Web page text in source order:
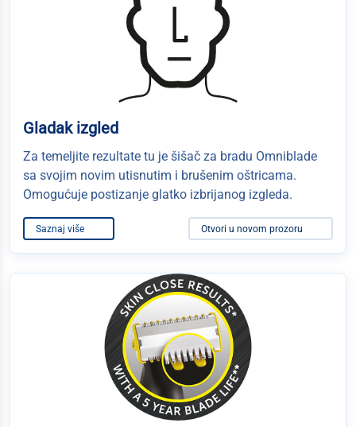
Gladak izgled
Za temeljite rezultate tu je šišač za bradu Omniblade
sa svojim novim utisnutim i brušenim oštricama.
Omogućuje postizanje glatko izbrijanog izgleda.
Saznaj više Otvori u novom prozoru